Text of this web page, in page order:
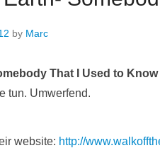
by Marc
That I Used to
tun. Umwerfend.
website: http://